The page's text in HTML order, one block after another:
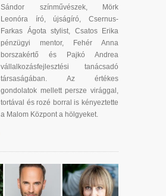
Sándor színművészek, Mörk
Leonóra író, újságíró, Csernus-
Farkas Ágota stylist, Csatos Erika
pénzügyi mentor, Fehér Anna
borszakértő és Pajkó Andrea
vállalkozásfejlesztési tanácsadó
társaságában. Az értékes
gondolatok mellett persze virággal,
tortával és rozé borral is kényeztette
a Malom Központ a hölgyeket.